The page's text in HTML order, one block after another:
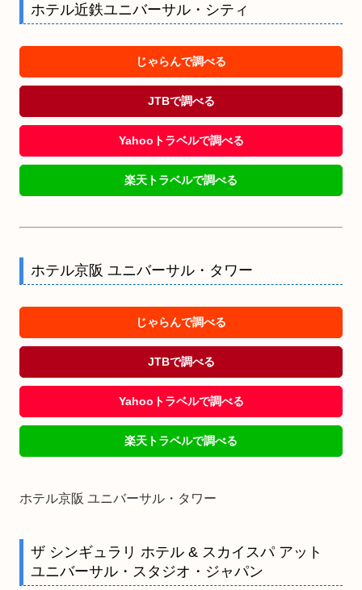
ホテル近鉄ユニバーサル・シティ
じゃらんで調べる
JTBで調べる
Yahooトラベルで調べる
楽天トラベルで調べる
ホテル京阪 ユニバーサル・タワー
じゃらんで調べる
JTBで調べる
Yahooトラベルで調べる
楽天トラベルで調べる
ホテル京阪 ユニバーサル・タワー
ザ シンギュラリ ホテル & スカイスパ アット
ユニバーサル・スタジオ・ジャパン